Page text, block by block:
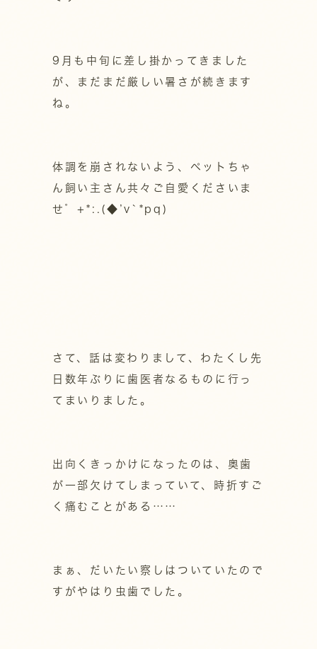
9月も中旬に差し掛かってきました
が、まだまだ厳しい暑さが続きます
ね。
体調を崩されないよう、ペットちゃ
ん飼い主さん共々ご自愛くださいま
せ゜+*:.(◆’v`*pq)
さて、話は変わりまして、わたくし先
日数年ぶりに歯医者なるものに行っ
てまいりました。
出向くきっかけになったのは、奥歯
が一部欠けてしまっていて、時折すご
く痛むことがある……
まぁ、だいたい察しはついていたので
すがやはり虫歯でした。